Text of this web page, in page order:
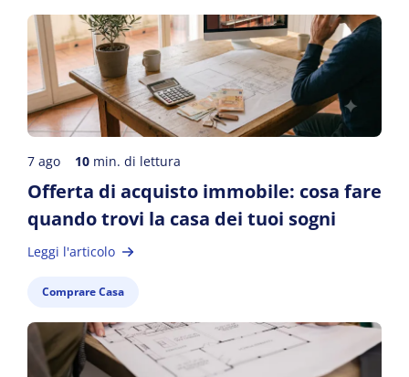
7 ago 10 min. di lettura
Offerta di acquisto immobile: cosa fare
quando trovi la casa dei tuoi sogni
Leggi l'articolo
Comprare Casa